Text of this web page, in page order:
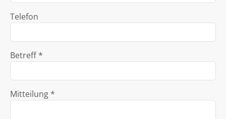
Telefon
Betreff *
Mitteilung *